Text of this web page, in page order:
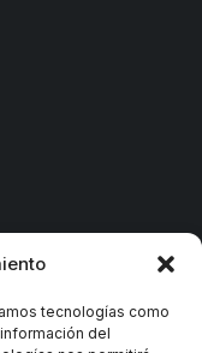
tecnologías como
del